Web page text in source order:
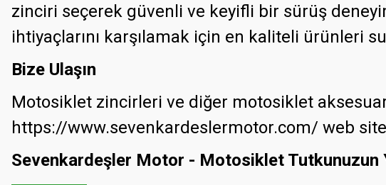
zinciri seçerek güvenli ve keyifli bir sürüş
ihtiyaçlarını karşılamak için en kaliteli ürünleri
Bize Ulaşın
Motosiklet zincirleri ve diğer motosiklet
https://www.sevenkardeslermotor.com/ web
Sevenkardeşler Motor - Motosiklet Tutkunuzun